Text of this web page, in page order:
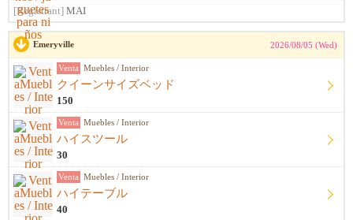
[Registrant] MAI
Emeryville 2026/08/05 (Wed)
Venta Muebles / Interior
クイーンサイズベッド
150
Venta Muebles / Interior
ハイスツール
30
Venta Muebles / Interior
ハイテーブル
40